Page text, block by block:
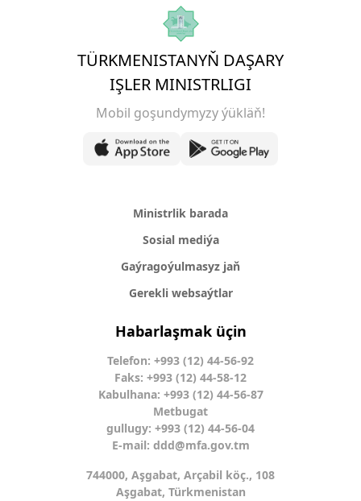
TÜRKMENISTANYŇ DAŞARY
IŞLER MINISTRLIGI
Mobil goşundymyzy ýükläň!
Ministrlik barada
Sosial mediýa
Gaýragoýulmasyz jaň
Gerekli websaýtlar
Habarlaşmak üçin
Telefon: +993 (12) 44-56-92
Faks: +993 (12) 44-58-12
Kabulhana: +993 (12) 44-56-87
Metbugat
gullugy: +993 (12) 44-56-04
E-mail: ddd@mfa.gov.tm
744000, Aşgabat, Arçabil köç., 108
Aşgabat, Türkmenistan